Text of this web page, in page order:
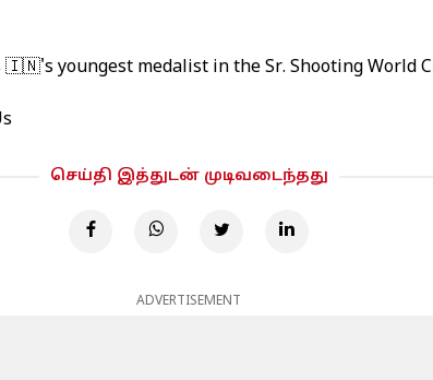
youngest medalist in the Sr. Shooting World
செய்தி இத்துடன் முடிவடைந்தது
ADVERTISEMENT